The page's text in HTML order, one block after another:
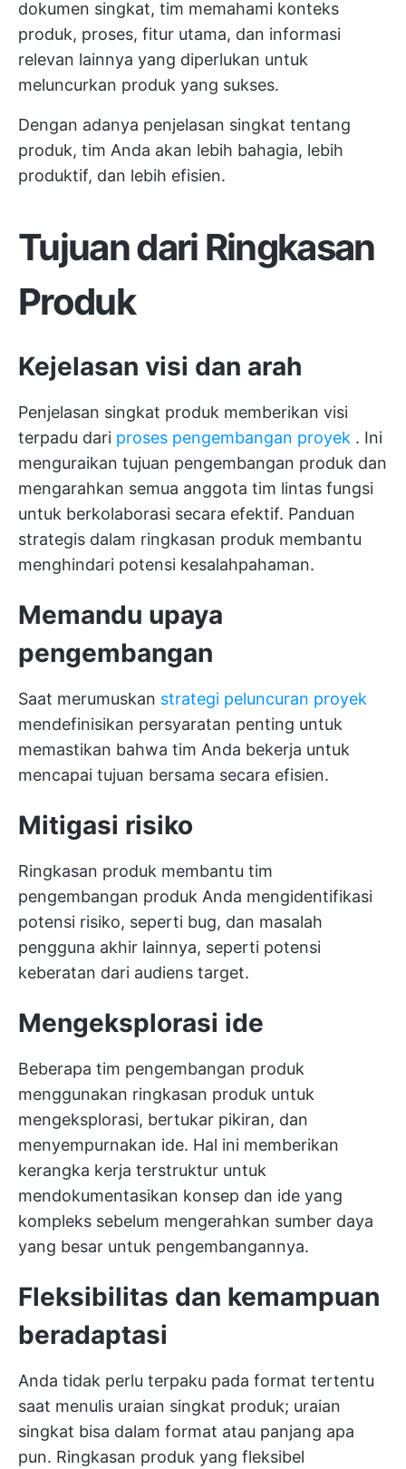
dokumen singkat, tim memahami konteks
produk, proses, fitur utama, dan informasi
relevan lainnya yang diperlukan untuk
meluncurkan produk yang sukses.
Dengan adanya penjelasan singkat tentang
produk, tim Anda akan lebih bahagia, lebih
produktif, dan lebih efisien.
Tujuan dari Ringkasan
Produk
Kejelasan visi dan arah
Penjelasan singkat produk memberikan visi
terpadu dari proses pengembangan proyek . Ini
menguraikan tujuan pengembangan produk dan
mengarahkan semua anggota tim lintas fungsi
untuk berkolaborasi secara efektif. Panduan
strategis dalam ringkasan produk membantu
menghindari potensi kesalahpahaman.
Memandu upaya
pengembangan
Saat merumuskan strategi peluncuran proyek
mendefinisikan persyaratan penting untuk
memastikan bahwa tim Anda bekerja untuk
mencapai tujuan bersama secara efisien.
Mitigasi risiko
Ringkasan produk membantu tim
pengembangan produk Anda mengidentifikasi
potensi risiko, seperti bug, dan masalah
pengguna akhir lainnya, seperti potensi
keberatan dari audiens target.
Mengeksplorasi ide
Beberapa tim pengembangan produk
menggunakan ringkasan produk untuk
mengeksplorasi, bertukar pikiran, dan
menyempurnakan ide. Hal ini memberikan
kerangka kerja terstruktur untuk
mendokumentasikan konsep dan ide yang
kompleks sebelum mengerahkan sumber daya
yang besar untuk pengembangannya.
Fleksibilitas dan kemampuan
beradaptasi
Anda tidak perlu terpaku pada format tertentu
saat menulis uraian singkat produk; uraian
singkat bisa dalam format atau panjang apa
pun. Ringkasan produk yang fleksibel